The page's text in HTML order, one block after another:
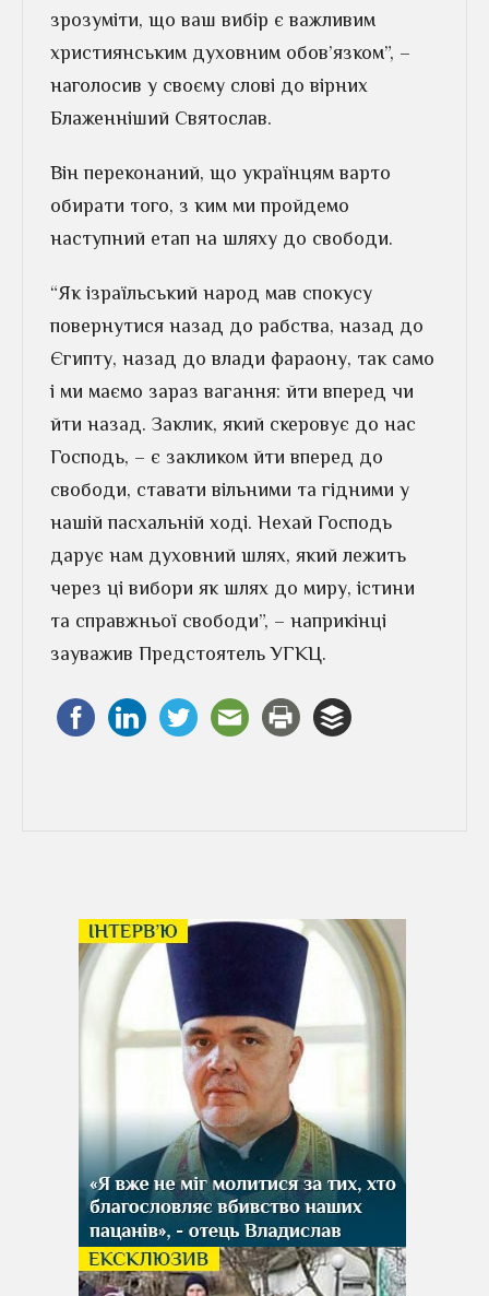
зрозуміти, що ваш вибір є важливим
християнським духовним обов’язком”, –
наголосив у своєму слові до вірних
Блаженніший Святослав.
Він переконаний, що українцям варто
обирати того, з ким ми пройдемо
наступний етап на шляху до свободи.
“Як ізраїльський народ мав спокусу
повернутися назад до рабства, назад до
Єгипту, назад до влади фараону, так само
і ми маємо зараз вагання: йти вперед чи
йти назад. Заклик, який скеровує до нас
Господь, – є закликом йти вперед до
свободи, ставати вільними та гідними у
нашій пасхальній ході. Нехай Господь
дарує нам духовний шлях, який лежить
через ці вибори як шлях до миру, істини
та справжньої свободи”, – наприкінці
зауважив Предстоятель УГКЦ.